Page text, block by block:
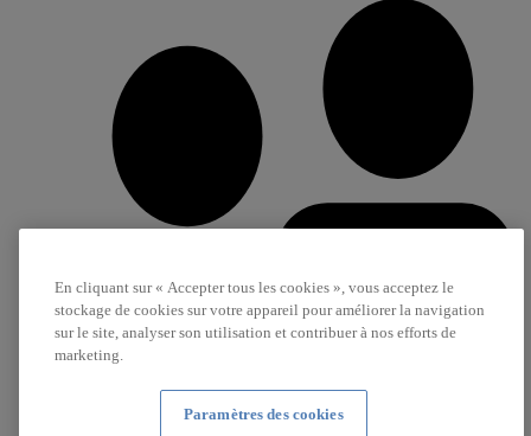
En cliquant sur « Accepter tous les cookies », vous acceptez le
stockage de cookies sur votre appareil pour améliorer la navigation
sur le site, analyser son utilisation et contribuer à nos efforts de
marketing.
Paramètres des cookies